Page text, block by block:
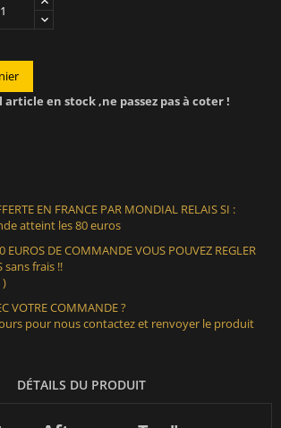
article en stock ,ne passez pas à coter !
EN FRANCE PAR MONDIAL RELAIS SI :
atteint les 80 euros
EUROS DE COMMANDE VOUS POUVEZ REGLER
sans frais !!
VOTRE COMMANDE ?
pour nous contactez et renvoyer le produit
DÉTAILS DU PRODUIT